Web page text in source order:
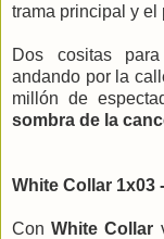
trama principal y el
Dos cositas
andando por la
millón de
sombra de la
White Collar 1x03
ConWhite Collar